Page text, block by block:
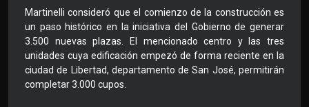
Martinelli consideró que el comienzo de la construcción es
un paso histórico en la iniciativa del Gobierno de generar
3.500 nuevas plazas. El mencionado centro y las tres
unidades cuya edificación empezó de forma reciente en la
ciudad de Libertad, departamento de San José, permitirán
completar 3.000 cupos.